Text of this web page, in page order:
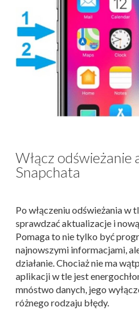
Włącz odświeżanie
Snapchata
Po włączeniu odświeżania w
sprawdzać aktualizacje i
Pomaga to nie tylko być
najnowszymi informacjami,
działanie. Chociaż nie ma
aplikacji w tle jest
mnóstwo danych, jego
różnego rodzaju błędy.